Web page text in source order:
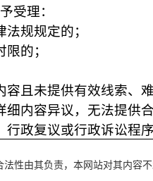
受理：
规规定的；
的；
且未提供有效线索、难
内容异议，无法提供
政复议或行政诉讼程序
性由其负责，本网站对其内容不